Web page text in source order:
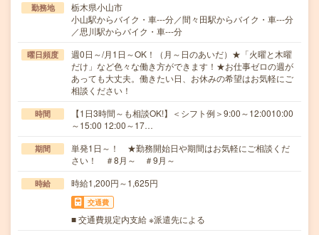
勤務地
栃木県小山市
小山駅からバイク・車---分／間々田駅からバイク・車---分
／思川駅からバイク・車---分
曜日頻度
週0日～/月1日～OK！（月～日のあいだ）★「火曜と木曜
だけ」など色々な働き方ができます！★お仕事ゼロの週が
あっても大丈夫。働きたい日、お休みの希望はお気軽にご
相談ください！
時間
【1日3時間～も相談OK!】＜シフト例＞9:00～12:0010:00
～15:00 12:00～17…
期間
単発1日～！ ★勤務開始日や期間はお気軽にご相談くだ
さい！ ＃8月～ ＃9月～
時給 時給1,200円～1,625円
交通費
■ 交通費規定内支給 ※派遣先による